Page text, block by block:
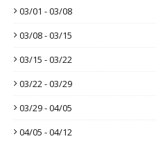
03/01 - 03/08
03/08 - 03/15
03/15 - 03/22
03/22 - 03/29
03/29 - 04/05
04/05 - 04/12